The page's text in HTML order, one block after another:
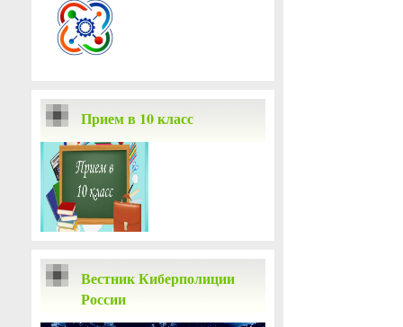
Прием в 10 класс
Вестник Киберполиции
России